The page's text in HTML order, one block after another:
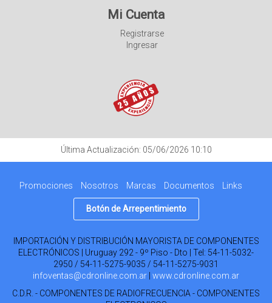
Mi Cuenta
Registrarse
Ingresar
Última Actualización: 05/06/2026 10:10
Promociones Nosotros Marcas Documentos Links
Botón de Arrepentimiento
IMPORTACIÓN Y DISTRIBUCIÓN MAYORISTA DE COMPONENTES
ELECTRÓNICOS | Uruguay 292 - 9º Piso - Dto | Tel: 54-11-5032-
2950 / 54-11-5275-9035 / 54-11-5275-9031
infoventas@cdronline.com.ar www.cdronline.com.ar
C.D.R. - COMPONENTES DE RADIOFRECUENCIA - COMPONENTES